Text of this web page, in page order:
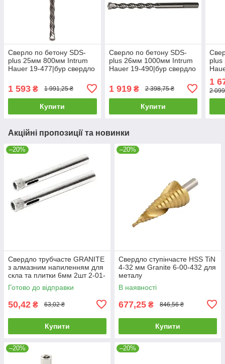
Сверло по бетону SDS-
plus 25мм 800мм Intrum
Hauer 19-477|бур свердло
1 593 ₴ 1 991,25 ₴
Купити
Сверло по бетону SDS-
plus 26мм 1000мм Intrum
Hauer 19-490|бур свердло
1 919₴ 2 398,75 ₴
Купити
1
2
Акційні пропозиції та новинки
–20%
Свердло трубчасте GRANITE
з алмазним напиленням для
скла та плитки 6мм 2шт 2-01-
206 |Сверло трубчатое
GRANITE с алмазным
Готово до відправки
50,42 ₴ 63,02 ₴
Купити
–20%
Свердло ступінчасте HSS TiN
4-32 мм Granite 6-00-432 для
металу
В наявності
677,25 ₴ 846,56 ₴
Купити
–20% –20%